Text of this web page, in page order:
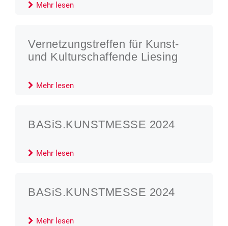
Mehr lesen
Vernetzungstreffen für Kunst-
und Kulturschaffende Liesing
Mehr lesen
BASiS.KUNSTMESSE 2024
Mehr lesen
BASiS.KUNSTMESSE 2024
Mehr lesen